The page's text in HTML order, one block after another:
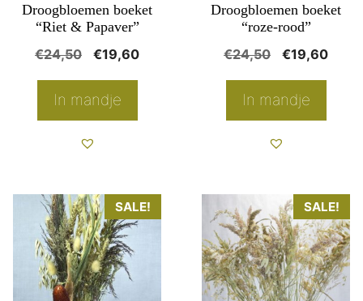
Droogbloemen boeket
“Riet & Papaver”
€24,50
Oorspronkelijke
was:
€19,60Huidige
In mandje
Droogbloemen boeket
“roze-rood”
€24,50
was:
€19,60
In mandje
SALE! SALE!
product
heeft
meerdere